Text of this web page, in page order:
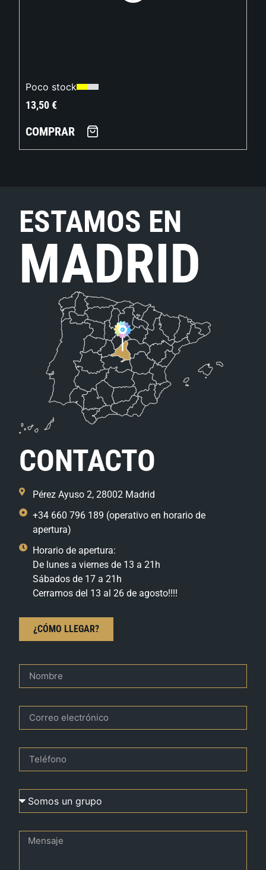
Poco stock
13,50€
COMPRAR
ESTAMOS EN
MADRID
CONTACTO
Pérez Ayuso 2, 28002 Madrid
+34 660 796 189 (operativo en horario de
apertura)
Horario de apertura:
De lunes a viernes de 13 a 21h
Sábados de 17 a 21h
Cerramos del 13 al 26 de agosto!!!!
¿CÓMO LLEGAR?